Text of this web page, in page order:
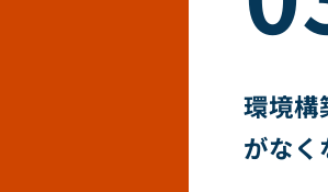
環境構
がなく